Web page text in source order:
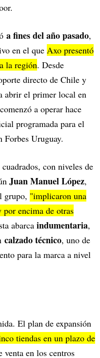
a fines del año pasado,
en el que Axo presentó
la región. Desde
directo de Chile y
abrir el primer local en
a operar hace
programada para el
Forbes Uruguay.
con niveles de
Juan Manuel López,
grupo, "implicaron una
encima de otras
abarca indumentaria,
calzado técnico, uno de
para la marca a nivel
El plan de expansión
tiendas en un plazo de
venta en los centros